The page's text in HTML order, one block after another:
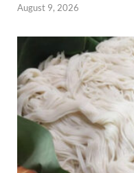
August 9, 2026